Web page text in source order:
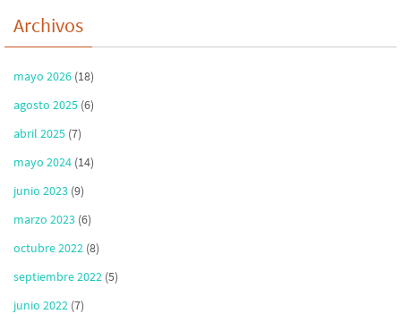
Archivos
mayo 2026 (18)
agosto 2025 (6)
abril 2025 (7)
mayo 2024 (14)
junio 2023 (9)
marzo 2023 (6)
octubre 2022 (8)
septiembre 2022 (5)
junio 2022 (7)